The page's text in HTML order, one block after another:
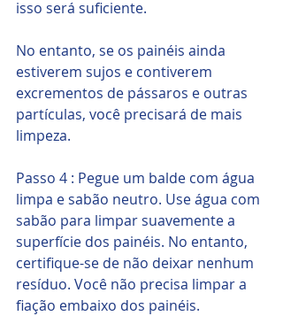
isso será suficiente.
No entanto, se os painéis ainda
estiverem sujos e contiverem
excrementos de pássaros e outras
partículas, você precisará de mais
limpeza.
Passo 4 : Pegue um balde com água
limpa e sabão neutro. Use água com
sabão para limpar suavemente a
superfície dos painéis. No entanto,
certifique-se de não deixar nenhum
resíduo. Você não precisa limpar a
fiação embaixo dos painéis.